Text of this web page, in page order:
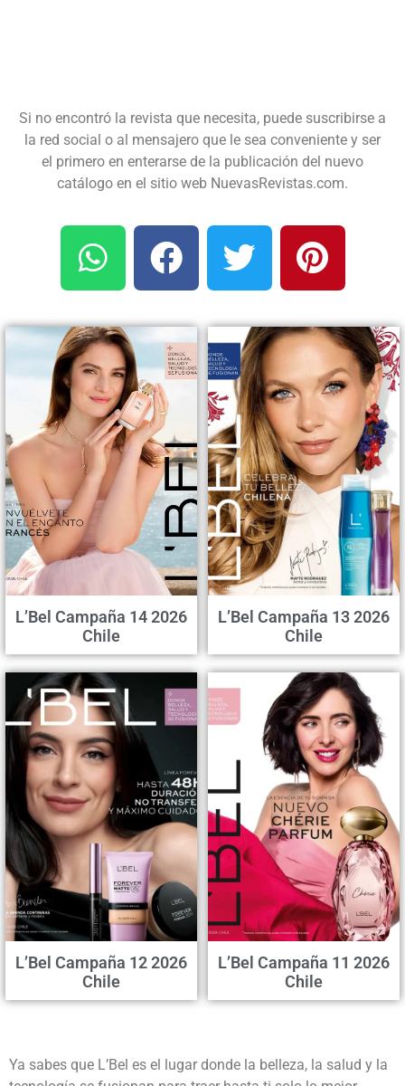
Si no encontró la revista que necesita, puede suscribirse a
la red social o al mensajero que le sea conveniente y ser
el primero en enterarse de la publicación del nuevo
catálogo en el sitio web NuevasRevistas.com.
L’Bel Campaña 14 2026
Chile
L’Bel Campaña 13 2026
Chile
L’Bel Campaña 12 2026
Chile
L’Bel Campaña 11 2026
Chile
Ya sabes que L’Bel es el lugar donde la belleza, la salud y la